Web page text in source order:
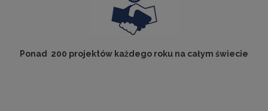
Ponad 200 projektów każdego roku na całym świecie